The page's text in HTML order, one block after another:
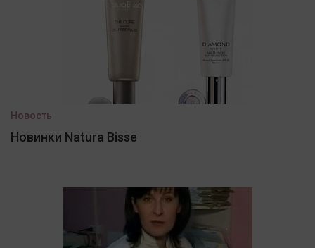
Новость
Новинки Natura Bisse